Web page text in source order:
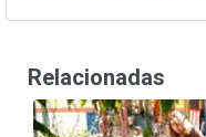
Relacionadas